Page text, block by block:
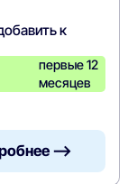
к
первые 12
месяцев
—>